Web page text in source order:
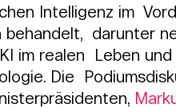
Intelligenz im
darunter
im realen  Leben
Die